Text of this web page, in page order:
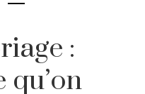
:
qu’on